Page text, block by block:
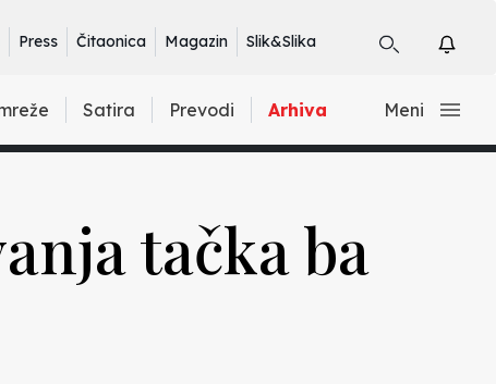
Press Čitaonica Magazin Slik&Slika
Satira Prevodi Arhiva Meni
tačka ba